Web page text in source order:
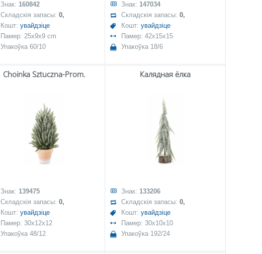
Знак: 160842
Складскія запасы: 0,
Кошт: увайдзіце
Памер: 25x9x9 cm
Упакоўка 60/10
Знак: 147034
Складскія запасы: 0,
Кошт: увайдзіце
Памер: 42x15x15
Упакоўка 18/6
Choinka Sztuczna-Prom.
Знак: 139475
Складскія запасы: 0,
Кошт: увайдзіце
Памер: 30x12x12
Упакоўка 48/12
Калядная ёлка
Знак: 133206
Складскія запасы: 0,
Кошт: увайдзіце
Памер: 30x10x10
Упакоўка 192/24